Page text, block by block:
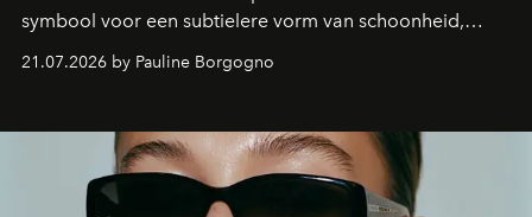
symbool voor een subtielere vorm van schoonheid,
waarin zelfvertrouwen belangrijker is dan een overvloed
aan make-up.
21.07.2026 by Pauline Borgogno